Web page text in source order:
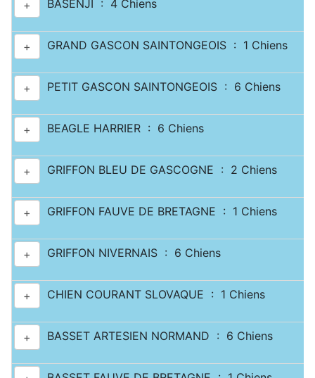
+ BASENJI : 4 Chiens
+ GRAND GASCON SAINTONGEOIS : 1 Chiens
+ PETIT GASCON SAINTONGEOIS : 6 Chiens
+ BEAGLE HARRIER : 6 Chiens
+ GRIFFON BLEU DE GASCOGNE : 2 Chiens
+ GRIFFON FAUVE DE BRETAGNE : 1 Chiens
+ GRIFFON NIVERNAIS : 6 Chiens
+ CHIEN COURANT SLOVAQUE : 1 Chiens
+ BASSET ARTESIEN NORMAND : 6 Chiens